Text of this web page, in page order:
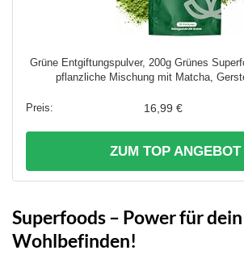
Grüne Entgiftungspulver, 200g Grünes
pflanzliche Mischung mit Matcha,
16,99 €
ZUM TOP ANGEBOT
Superfoods – Power für dein
Wohlbefinden!